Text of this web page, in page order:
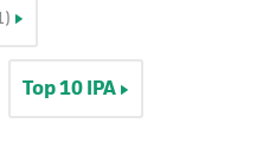
Top 10 IPA